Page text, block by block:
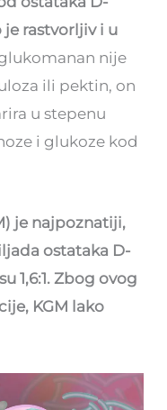
rastvorljiv i u
nije
ili pektin, on
u stepenu
i glukoze kod
je najpoznatiji,
ostataka D-
1,6:1. Zbog ovog
KGM lako